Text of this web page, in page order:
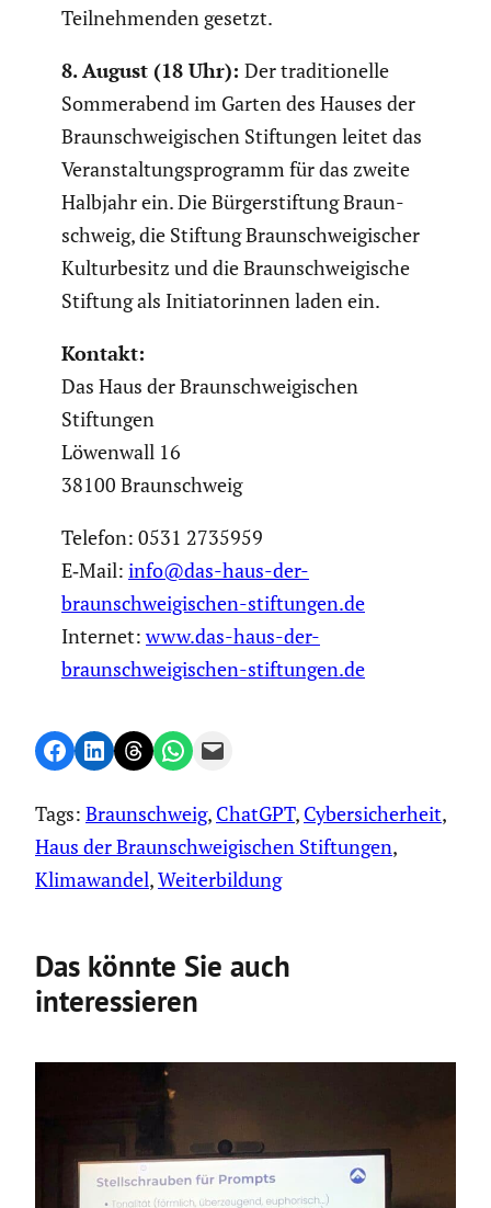
Teilneh­menden gesetzt.
8. August (18 Uhr): Der tradi­tio­nelle
Sommer­abend im Garten des Hauses der
Braun­schwei­gi­schen Stiftungen leitet das
Veran­stal­tungs­pro­gramm für das zweite
Halbjahr ein. Die Bürger­stif­tung Braun­
schweig, die Stiftung Braun­schwei­gi­scher
Kultur­be­sitz und die Braun­schwei­gi­sche
Stiftung als Initia­to­rinnen laden ein.
Kontakt:
Das Haus der Braun­schwei­gi­schen
Stiftungen
Löwenwall 16
38100 Braun­schweig
Telefon: 0531 2735959
E‑Mail: info@das-haus-der-
braunschweigischen-stiftungen.de
Internet:www.das-haus-der-
braunschweigischen-stiftungen.de
Share on Facebook
Share on LinkedIn
Share on Threads
Share on WhatsApp
Email this Page
Tags: Braunschweig, ChatGPT, Cybersicherheit
Haus der Braunschweigischen Stiftungen
Klimawandel, Weiterbildung
Das könnte Sie auch
interessieren